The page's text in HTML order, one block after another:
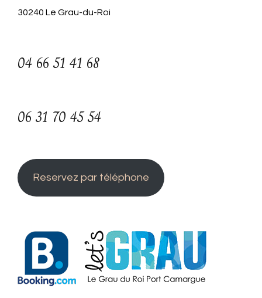
30240 Le Grau-du-Roi
04 66 51 41 68
06 31 70 45 54
Reservez par téléphone